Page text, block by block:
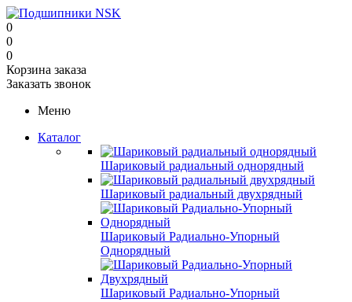
0
0
0
Корзина заказа
Заказать звонок
Меню
Каталог
Шариковый радиальный однорядный
Шариковый радиальный двухрядный
Шариковый Радиально-Упорный
Однорядный
Шариковый Радиально-Упорный